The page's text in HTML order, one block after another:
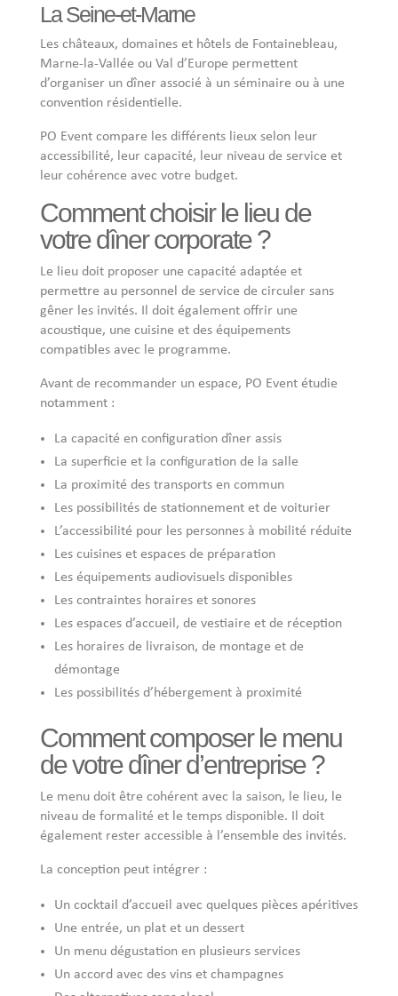
La Seine-et-Marne
Les châteaux, domaines et hôtels de Fontainebleau,
Marne-la-Vallée ou Val d’Europe permettent
d’organiser un dîner associé à un séminaire ou à une
convention résidentielle.
PO Event compare les différents lieux selon leur
accessibilité, leur capacité, leur niveau de service et
leur cohérence avec votre budget.
Comment choisir le lieu de
votre dîner corporate ?
Le lieu doit proposer une capacité adaptée et
permettre au personnel de service de circuler sans
gêner les invités. Il doit également offrir une
acoustique, une cuisine et des équipements
compatibles avec le programme.
Avant de recommander un espace, PO Event étudie
notamment :
La capacité en configuration dîner assis
La superficie et la configuration de la salle
La proximité des transports en commun
Les possibilités de stationnement et de voiturier
L’accessibilité pour les personnes à mobilité réduite
Les cuisines et espaces de préparation
Les équipements audiovisuels disponibles
Les contraintes horaires et sonores
Les espaces d’accueil, de vestiaire et de réception
Les horaires de livraison, de montage et de
démontage
Les possibilités d’hébergement à proximité
Comment composer le menu
de votre dîner d’entreprise ?
Le menu doit être cohérent avec la saison, le lieu, le
niveau de formalité et le temps disponible. Il doit
également rester accessible à l’ensemble des invités.
La conception peut intégrer :
Un cocktail d’accueil avec quelques pièces apéritives
Une entrée, un plat et un dessert
Un menu dégustation en plusieurs services
Un accord avec des vins et champagnes